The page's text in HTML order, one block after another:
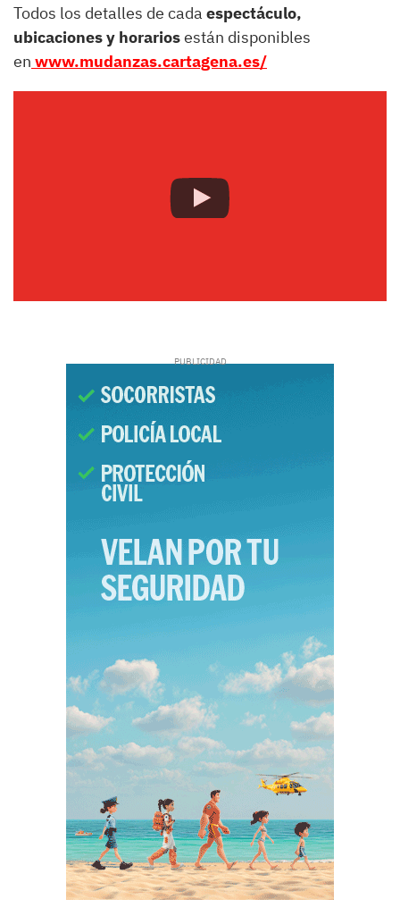
Todos los detalles de cada espectáculo,
ubicaciones y horariosestán disponibles
en www.mudanzas.cartagena.es/